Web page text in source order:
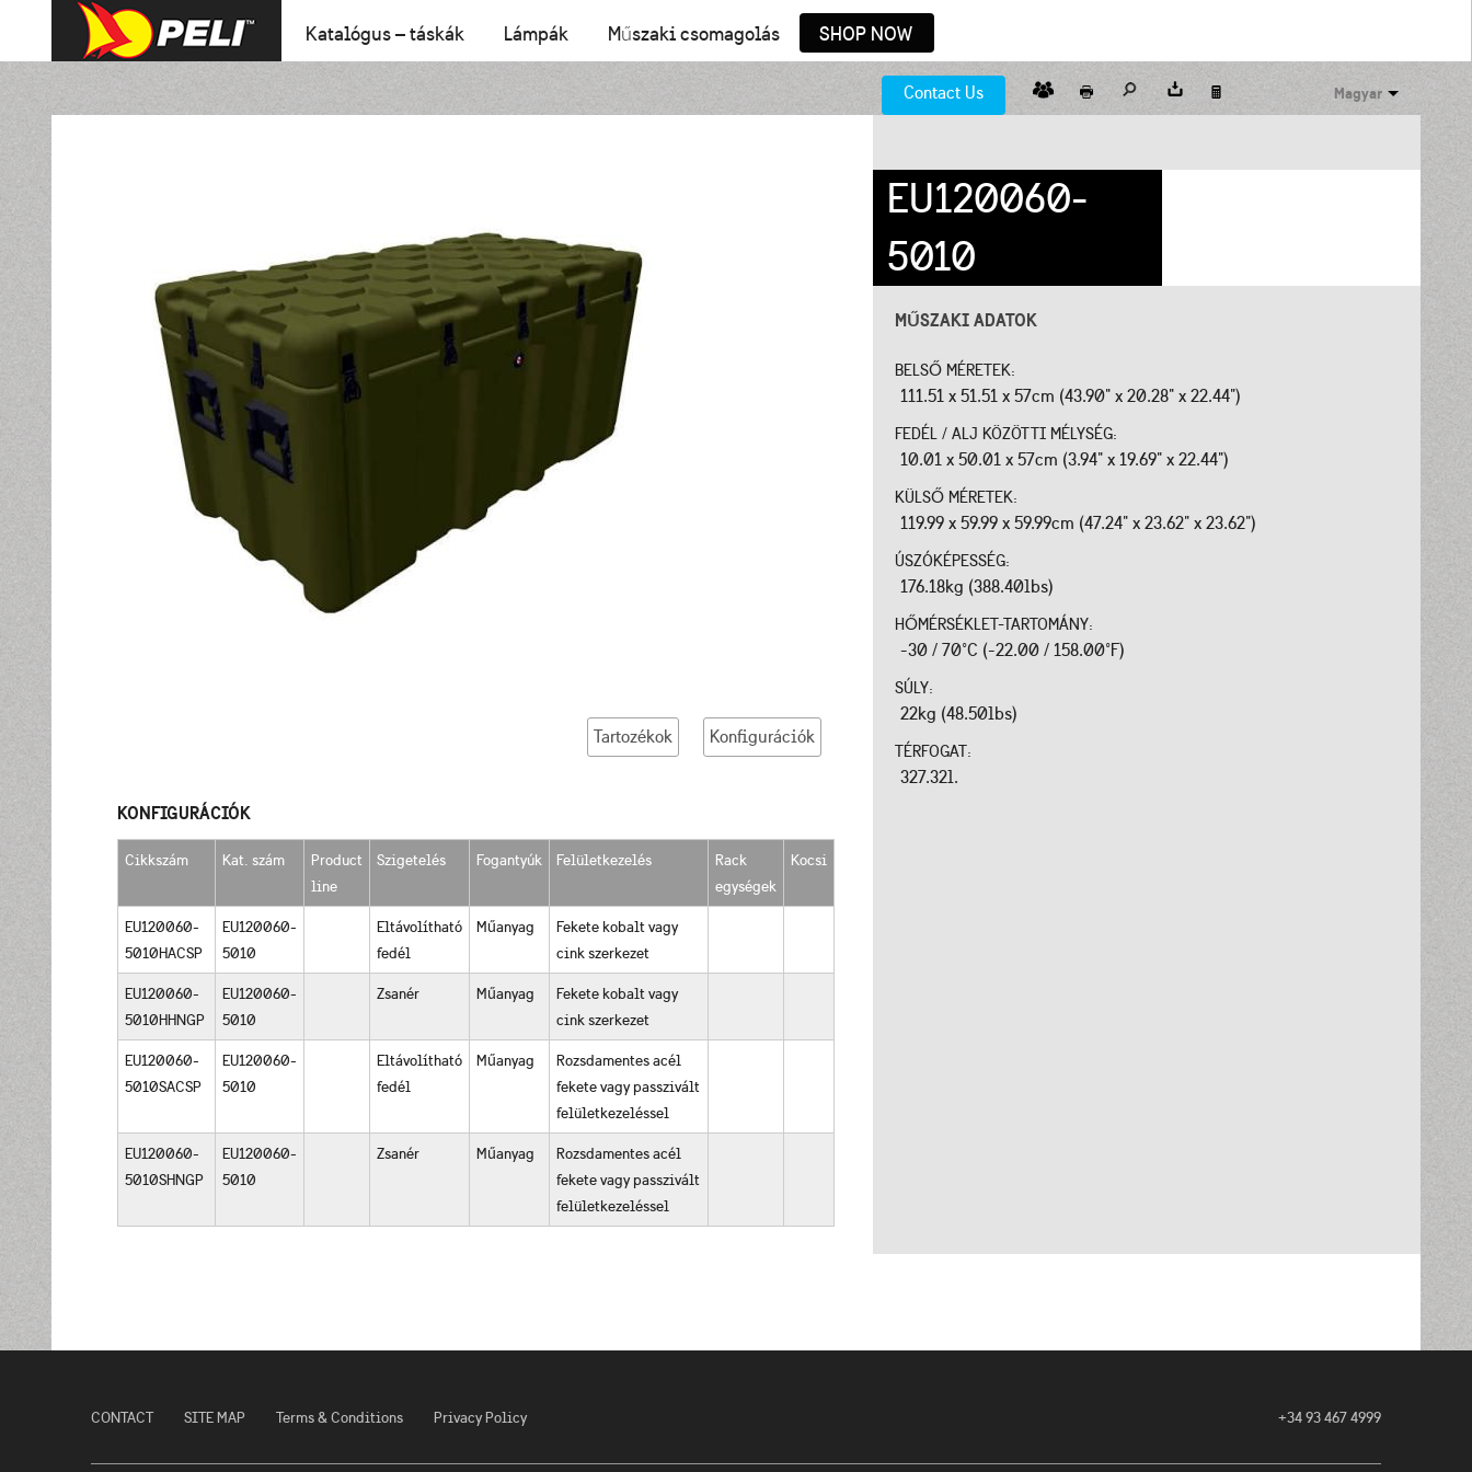
Katalógus – táskák Lámpák Műszaki csomagolás SHOP NOW
Contact Us Magyar
Tartozékok Konfigurációk
KONFIGURÁCIÓK
Cikkszám Kat. szám
Product
line
Szigetelés Fogantyúk Felületkezelés
Rack
egységek
Kocsi
EU120060-
5010HACSP
EU120060-
5010
Eltávolítható
fedél
Műanyag
Fekete kobalt vagy
cink szerkezet
EU120060-
5010HHNGP
EU120060-
5010
Zsanér Műanyag
Fekete kobalt vagy
cink szerkezet
EU120060-
5010SACSP
EU120060-
5010
Eltávolítható
fedél
Műanyag
Rozsdamentes acél
fekete vagy passzivált
felületkezeléssel
EU120060-
5010SHNGP
EU120060-
5010
Zsanér Műanyag
Rozsdamentes acél
fekete vagy passzivált
felületkezeléssel
EU120060-
5010
MŰSZAKI ADATOK
BELSŐ MÉRETEK:
111.51 x 51.51 x 57cm (43.90" x 20.28" x 22.44")
FEDÉL / ALJ KÖZÖTTI MÉLYSÉG:
10.01 x 50.01 x 57cm (3.94" x 19.69" x 22.44")
KÜLSŐ MÉRETEK:
119.99 x 59.99 x 59.99cm (47.24" x 23.62" x 23.62")
ÚSZÓKÉPESSÉG:
176.18kg (388.40lbs)
HŐMÉRSÉKLET-TARTOMÁNY:
-30 / 70°C (-22.00 / 158.00°F)
SÚLY:
22kg (48.50lbs)
TÉRFOGAT:
327.32l.
CONTACT SITE MAP Terms & Conditions Privacy Policy +34 93 467 4999